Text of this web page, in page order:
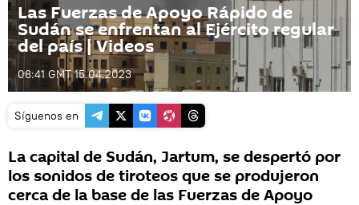
Las Fuerzas de Apoyo Rápido de
Sudán se enfrentan al Ejército regular
del país | Videos
08:41 GMT 15.04.2023
Síguenos en
La capital de Sudán, Jartum, se despertó por
los sonidos de tiroteos que se produjeron
cerca de la base de las Fuerzas de Apoyo